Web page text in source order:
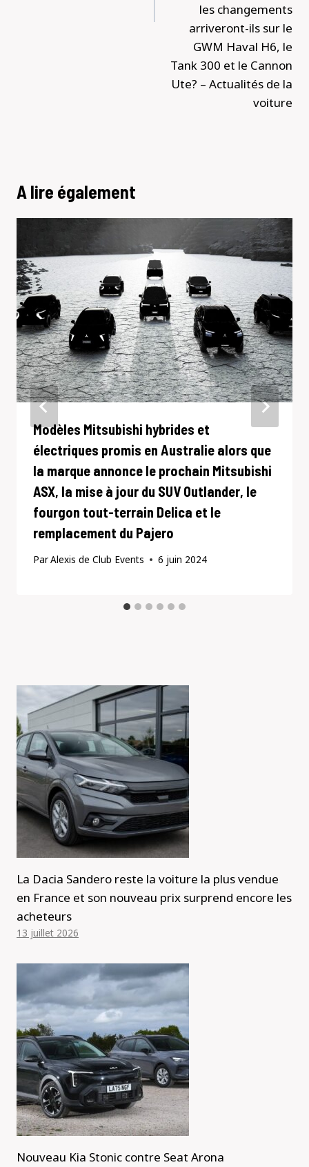
les changements
arriveront-ils sur le
GWM Haval H6, le
Tank 300 et le Cannon
Ute? – Actualités de la
voiture
A lire également
Modèles Mitsubishi hybrides et
électriques promis en Australie alors que
la marque annonce le prochain Mitsubishi
ASX, la mise à jour du SUV Outlander, le
fourgon tout-terrain Delica et le
remplacement du Pajero
ParAlexis de Club Events 6 juin 2024
La Dacia Sandero reste la voiture la plus vendue
en France et son nouveau prix surprend encore les
acheteurs
13 juillet 2026
Nouveau Kia Stonic contre Seat Arona